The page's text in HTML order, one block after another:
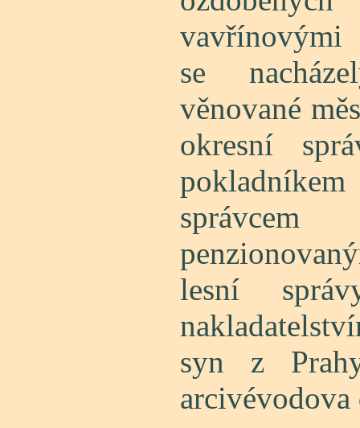
vavřínovými
se
věnované
okresní
lesní
syn z
arcivévodova